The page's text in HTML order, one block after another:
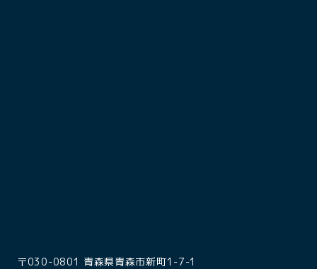
〒030-0801 青森県青森市新町1-7-1